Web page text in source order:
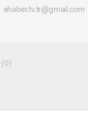
ehaber.tv.tr@gmail.com
(0)